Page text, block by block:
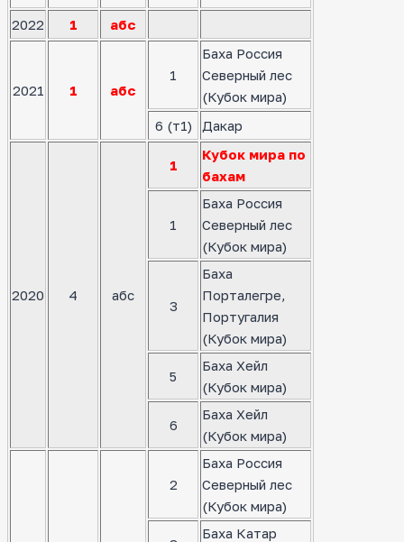
2022
1 абс
2021 1 абс
1
Баха Россия
Северный лес
(Кубок мира)
6 (т1)
Дакар
2020 4 абс
1
Кубок мира по
бахам
1
Баха Россия
Северный лес
(Кубок мира)
3
Баха
Порталегре,
Португалия
(Кубок мира)
5
Баха Хейл
(Кубок мира)
6
Баха Хейл
(Кубок мира)
2
Баха Россия
Северный лес
(Кубок мира)
Баха Катар